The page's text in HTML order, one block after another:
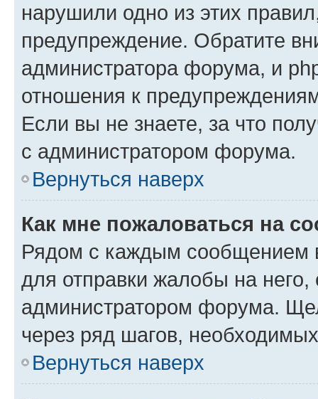
нарушили одно из этих
предупреждение. Обратите
администратора форума, и
отношения к
Если вы не знаете, за что
с администратором форума.
Вернуться наверх
Как мне пожаловаться на
Рядом с каждым сообщением
для отправки жалобы на
администратором форума.
через ряд шагов,
Вернуться наверх